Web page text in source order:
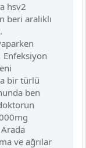
hsv2
aralıklı
bir türlü
ben
ve ağrılar